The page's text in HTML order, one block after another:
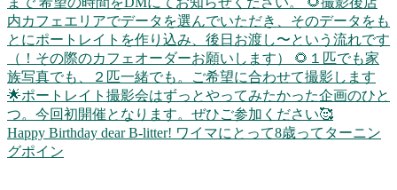
Happy Birthday dear B-litter! ワイマにとって8歳ってターニン
グポイン